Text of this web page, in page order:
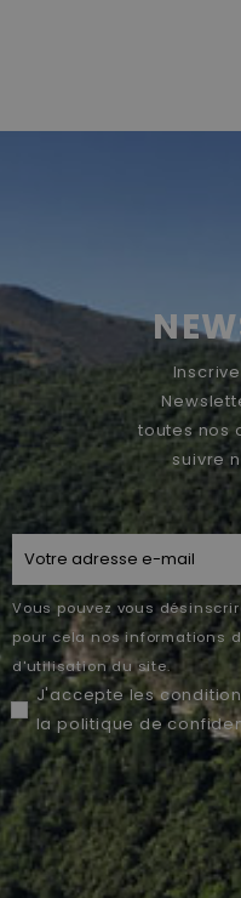
toutes nos
suivre
Vous pouvez vous
pour cela nos informations
d'utilisation du site.
J'accepte les
la politique de